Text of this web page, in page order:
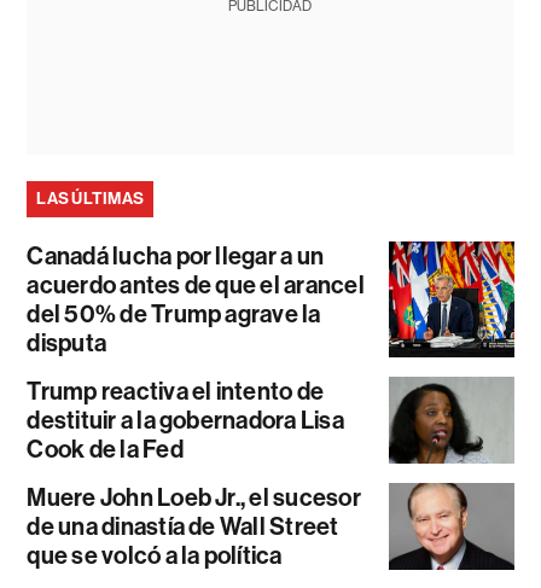
PUBLICIDAD
LAS ÚLTIMAS
Canadá lucha por llegar a un
acuerdo antes de que el arancel
del 50% de Trump agrave la
disputa
Trump reactiva el intento de
destituir a la gobernadora Lisa
Cook de la Fed
Muere John Loeb Jr., el sucesor
de una dinastía de Wall Street
que se volcó a la política